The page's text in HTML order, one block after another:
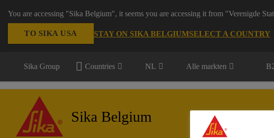
You are accessing "Sika Belgium", it seems you are accessing it from "Verenigde
TO SIKA USA STAY ON SIKA BELGIUMSELECT A COUNTRY
Sika Group Countries NL Alle markten
Sika Belgium